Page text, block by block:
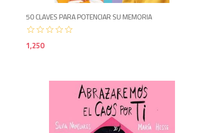
50 CLAVES PARA POTENCIAR SU MEMORIA
1,250